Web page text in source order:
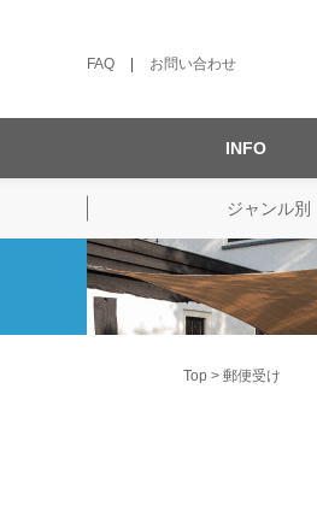
FAQ お問い合わせ
INFO
ジャンル別
Top 郵便受け